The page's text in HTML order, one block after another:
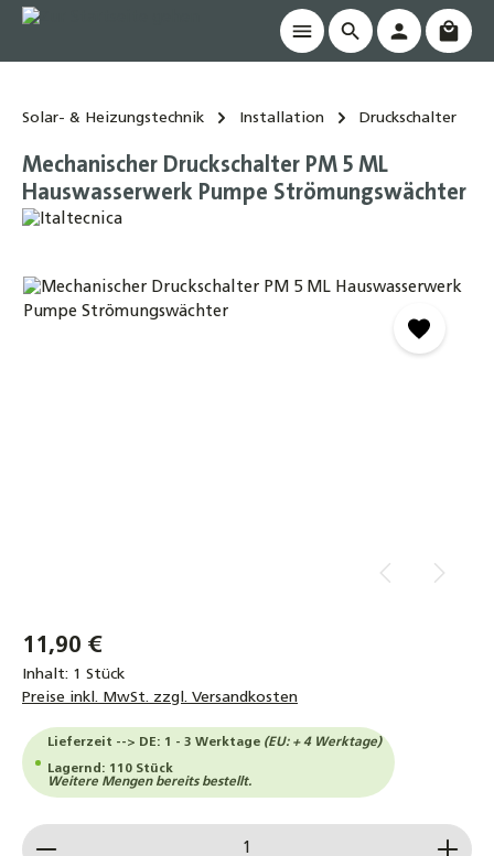
springen
Solar- & Heizungstechnik Installation Druckschalter
Mechanischer Druckschalter PM 5 ML
Hauswasserwerk Pumpe Strömungswächter
Bildergalerie überspringen
11,90 €
Inhalt: 1 Stück
Preise inkl. MwSt. zzgl. Versandkosten
Lieferzeit --> DE: 1 - 3 Werktage (EU: + 4 Werktage)
Lagernd: 110 Stück
Weitere Mengen bereits bestellt.
Produkt Anzahl: Gib den gewünschten Wert ein